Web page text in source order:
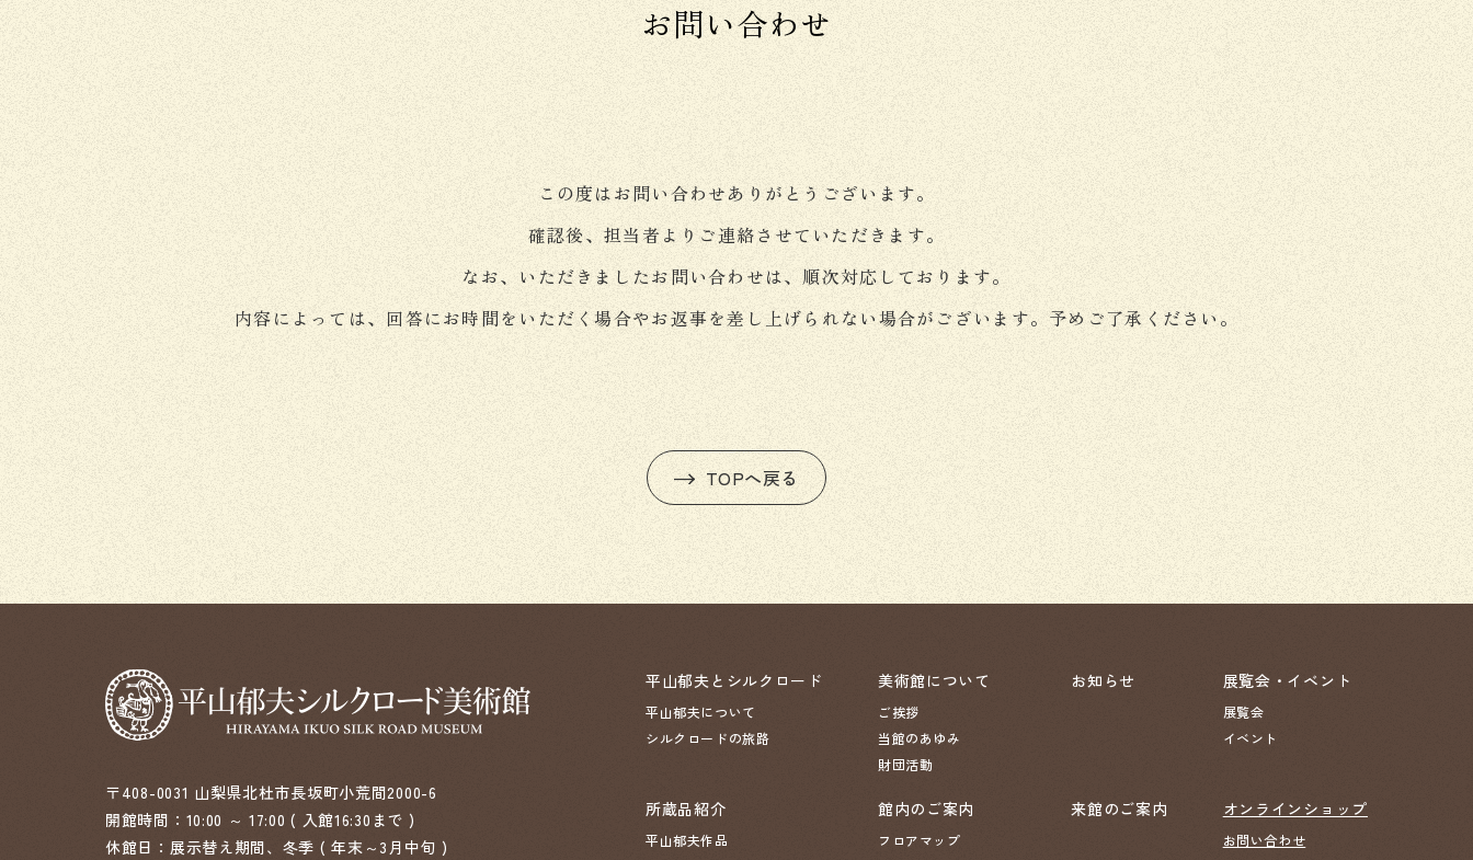
お問い合わせ
この度はお問い合わせありがとうございます。
確認後、担当者よりご連絡させていただきます。
なお、いただきましたお問い合わせは、順次対応しております。
内容によっては、回答にお時間をいただく場合やお返事を差し上げられない場合がございます。予めご了承ください。
TOPへ戻る
〒408-0031 山梨県北杜市長坂町小荒間2000-6
開館時間：10:00 ～ 17:00 ( 入館16:30まで )
休館日：展示替え期間、冬季 ( 年末～3月中旬 )
平山郁夫とシルクロード
平山郁夫について
シルクロードの旅路
美術館について
ご挨拶
当館のあゆみ
財団活動
お知らせ 展覧会・イベント
展覧会
イベント
所蔵品紹介
平山郁夫作品
館内のご案内
フロアマップ
来館のご案内 オンラインショップ
お問い合わせ